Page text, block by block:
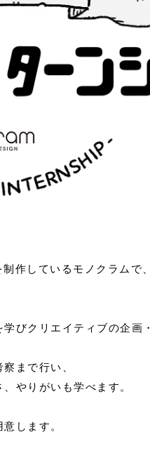
作しているモノクラムで
びクリエイティブの企画
まで行い、
やりがいも学べます。
します。